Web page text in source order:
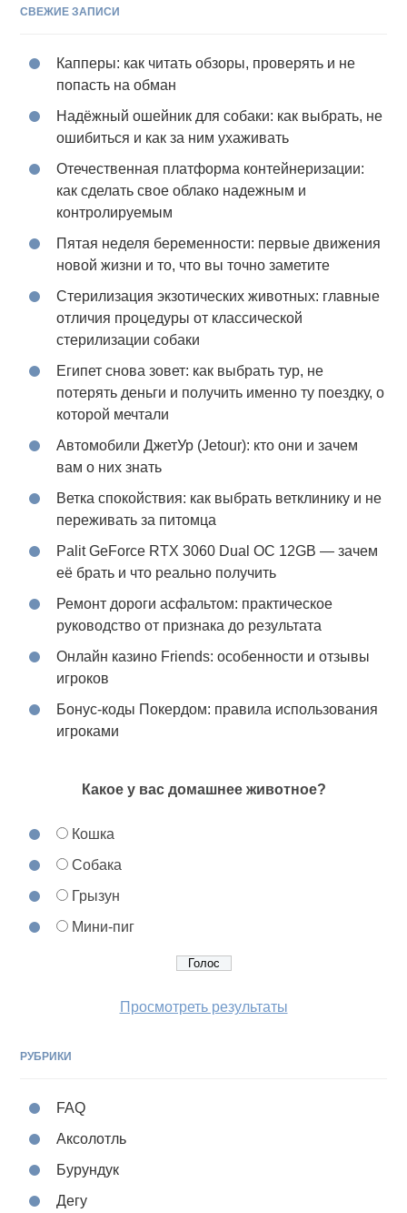
СВЕЖИЕ ЗАПИСИ
Капперы: как читать обзоры, проверять и не
попасть на обман
Надёжный ошейник для собаки: как выбрать, не
ошибиться и как за ним ухаживать
Отечественная платформа контейнеризации:
как сделать свое облако надежным и
контролируемым
Пятая неделя беременности: первые движения
новой жизни и то, что вы точно заметите
Стерилизация экзотических животных: главные
отличия процедуры от классической
стерилизации собаки
Египет снова зовет: как выбрать тур, не
потерять деньги и получить именно ту поездку, о
которой мечтали
Автомобили ДжетУр (Jetour): кто они и зачем
вам о них знать
Ветка спокойствия: как выбрать ветклинику и не
переживать за питомца
Palit GeForce RTX 3060 Dual OC 12GB — зачем
её брать и что реально получить
Ремонт дороги асфальтом: практическое
руководство от признака до результата
Онлайн казино Friends: особенности и отзывы
игроков
Бонус-коды Покердом: правила использования
игроками
Какое у вас домашнее животное?
Кошка
Собака
Грызун
Мини-пиг
Просмотреть результаты
РУБРИКИ
FAQ
Аксолотль
Бурундук
Дегу